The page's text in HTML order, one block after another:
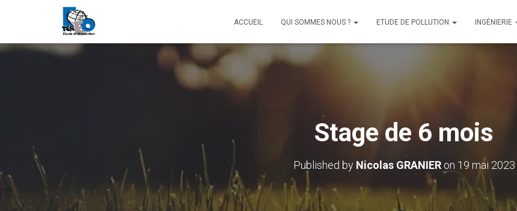
ACCUEIL QUI SOMMES NOUS ? ETUDE DE POLLUTION INGÉNIERIE
Stage de 6 mois
Published by Nicolas GRANIERon 19 mai 2023